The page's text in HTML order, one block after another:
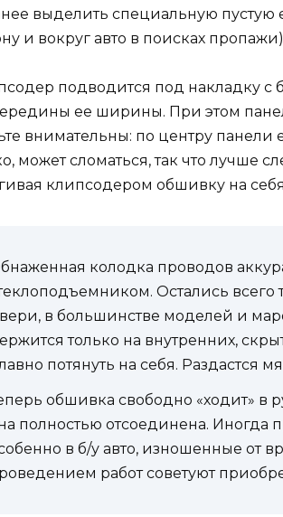
выделить специальную пустую
и вокруг авто в поисках
подводится под накладку с
ее ширины. При этом
внимательны: по центру панели
может сломаться, так что лучше
клипсодером обшивку на
колодка проводов
Остались
в большинстве моделей и
только на внутренних,
потянуть на себя. Раздастся
обшивка свободно «ходит» в
полностью отсоединена.
в б/у авто, изношенные от
работ советуют